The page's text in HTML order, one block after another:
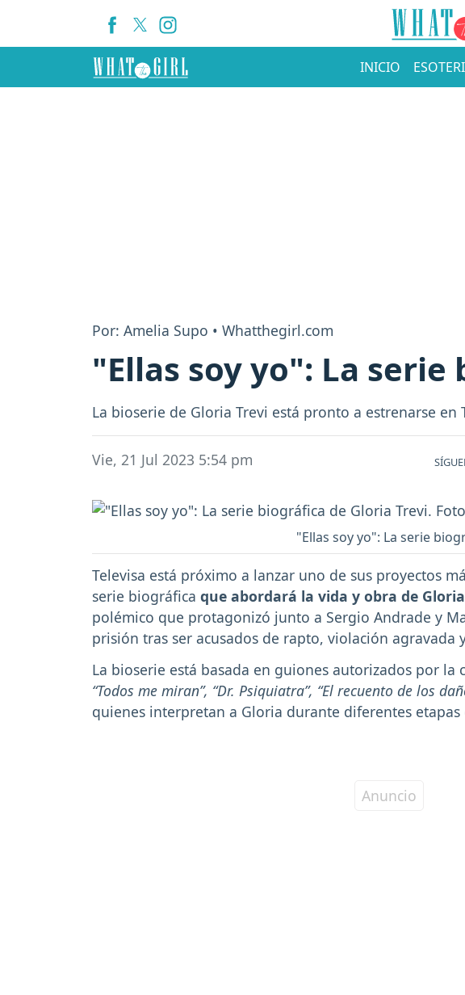
INICIO
Por: Amelia Supo • Whatthegirl.com
"Ellas soy yo": La
La bioserie de Gloria Trevi está pronto a estrenarse en
Vie, 21 Jul 2023 5:54 pm
"Ellas soy yo": La serie
Televisa está próximo a lanzar uno de sus proyectos
serie biográfica que abordará la vida y obra de
polémico que protagonizó junto a Sergio Andrade y
prisión tras ser acusados de rapto, violación agravada
La bioserie está basada en guiones autorizados por la
“Todos me miran”, “Dr. Psiquiatra”, “El recuento de los
quienes interpretan a Gloria durante diferentes etapas